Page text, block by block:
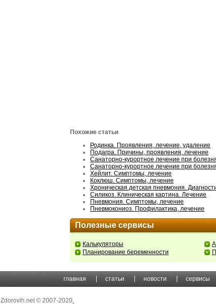
Похожие статьи
Родинка. Проявления, лечение, удаление
Подагра. Причины, проявления, лечение
Санаторно-курортное лечение при
Санаторно-курортное лечение при
Хейлит. Симптомы, лечение
Коклюш. Симптомы, лечение
Хроническая детская пневмония.
Силикоз. Клиническая картина. Лечение
Пневмония. Симптомы, лечение
Пневмокониоз. Профилактика, лечение
Полезные сервисы
Калькуляторы
Планирование беременности
главная статьи новости сервисы
Zdorovih.net © 2007-2020